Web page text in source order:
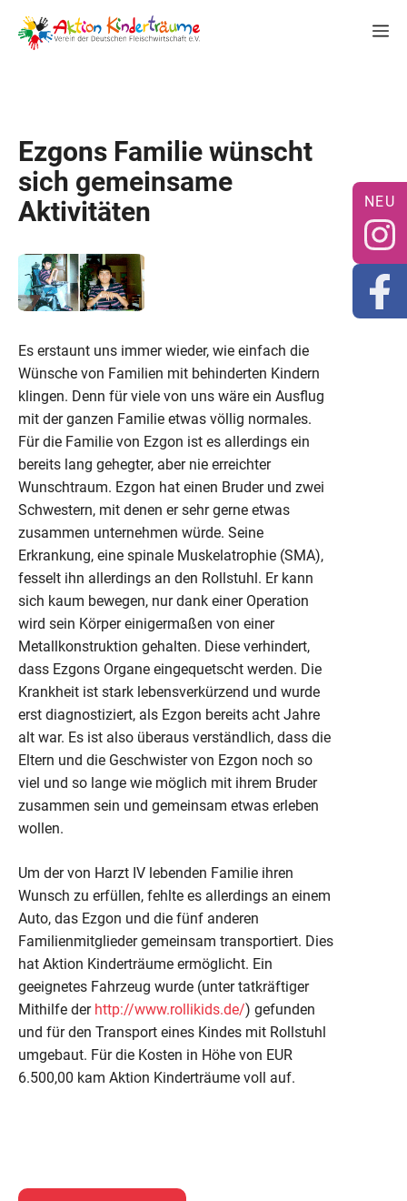
Inhalt
springen
Ezgons Familie wünscht
sich gemeinsame
Aktivitäten
Es erstaunt uns immer wieder, wie einfach die
Wünsche von Familien mit behinderten Kindern
klingen. Denn für viele von uns wäre ein Ausflug
mit der ganzen Familie etwas völlig normales.
Für die Familie von Ezgon ist es allerdings ein
bereits lang gehegter, aber nie erreichter
Wunschtraum. Ezgon hat einen Bruder und zwei
Schwestern, mit denen er sehr gerne etwas
zusammen unternehmen würde. Seine
Erkrankung, eine spinale Muskelatrophie (SMA),
fesselt ihn allerdings an den Rollstuhl. Er kann
sich kaum bewegen, nur dank einer Operation
wird sein Körper einigermaßen von einer
Metallkonstruktion gehalten. Diese verhindert,
dass Ezgons Organe eingequetscht werden. Die
Krankheit ist stark lebensverkürzend und wurde
erst diagnostiziert, als Ezgon bereits acht Jahre
alt war. Es ist also überaus verständlich, dass die
Eltern und die Geschwister von Ezgon noch so
viel und so lange wie möglich mit ihrem Bruder
zusammen sein und gemeinsam etwas erleben
wollen.
Um der von Harzt IV lebenden Familie ihren
Wunsch zu erfüllen, fehlte es allerdings an einem
Auto, das Ezgon und die fünf anderen
Familienmitglieder gemeinsam transportiert. Dies
hat Aktion Kinderträume ermöglicht. Ein
geeignetes Fahrzeug wurde (unter tatkräftiger
Mithilfe der http://www.rollikids.de/) gefunden
und für den Transport eines Kindes mit Rollstuhl
umgebaut. Für die Kosten in Höhe von EUR
6.500,00 kam Aktion Kinderträume voll auf.